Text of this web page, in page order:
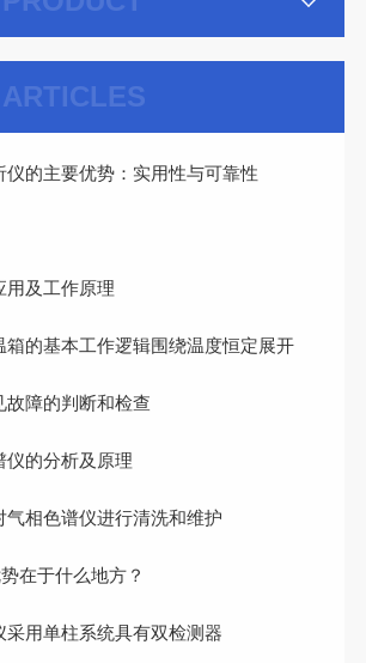
ARTICLES
仪的主要优势：实用性与可靠性
用及工作原理
箱的基本工作逻辑围绕温度恒定展开
故障的判断和检查
仪的分析及原理
气相色谱仪进行清洗和维护
在于什么地方？
采用单柱系统具有双检测器